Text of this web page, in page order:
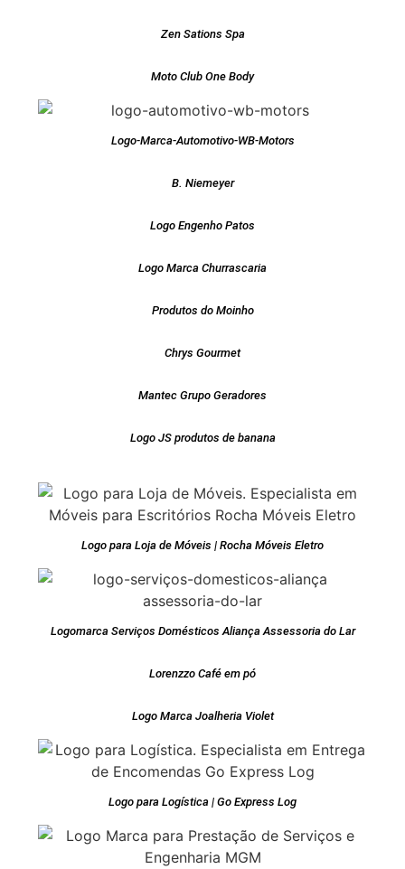
Zen Sations Spa
Moto Club One Body
Logo-Marca-Automotivo-WB-Motors
B. Niemeyer
Logo Engenho Patos
Logo Marca Churrascaria
Produtos do Moinho
Chrys Gourmet
Mantec Grupo Geradores
Logo JS produtos de banana
Logo para Loja de Móveis | Rocha Móveis Eletro
Logomarca Serviços Domésticos Aliança Assessoria do Lar
Lorenzzo Café em pó
Logo Marca Joalheria Violet
Logo para Logística | Go Express Log